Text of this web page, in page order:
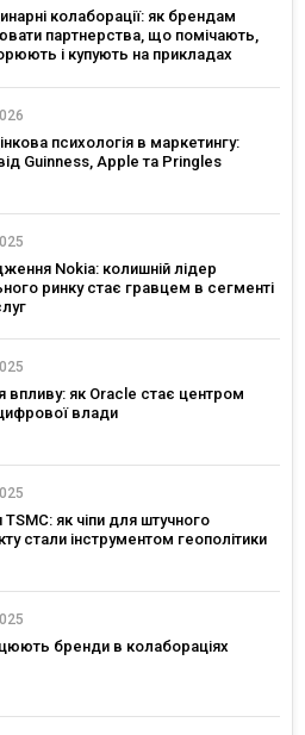
колаборації: як брендам
партнерства, що помічають,
і купують на прикладах
психологія в маркетингу:
Guinness, Apple та Pringles
Nokia: колишній лідер
ринку стає гравцем в сегменті
впливу: як Oracle стає центром
влади
TSMC: як чіпи для штучного
стали інструментом геополітики
бренди в колабораціях